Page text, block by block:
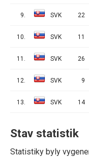
9. SVK 22
10. SVK 11
11. SVK 26
12. SVK 9
13. SVK 14
Stav statistik
Statistiky byly